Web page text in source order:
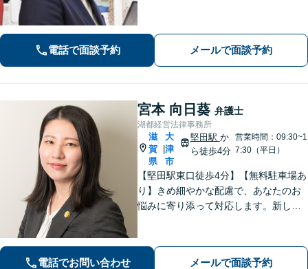
電話で面談予約 メールで面談予約
宮本 向日葵 弁護士
湖都経営法律事務所
滋
賀
県
大
津
市
堅田駅 か
ら徒歩4分
営業時間：09:30~1
7:30（平日）
【堅田駅東口徒歩4分】【無料駐車場あ
り】きめ細やかな配慮で、あなたのお
悩みに寄り添って対応します。新しい
にご相談ください。
電話でお問い合わせ メールで面談予約